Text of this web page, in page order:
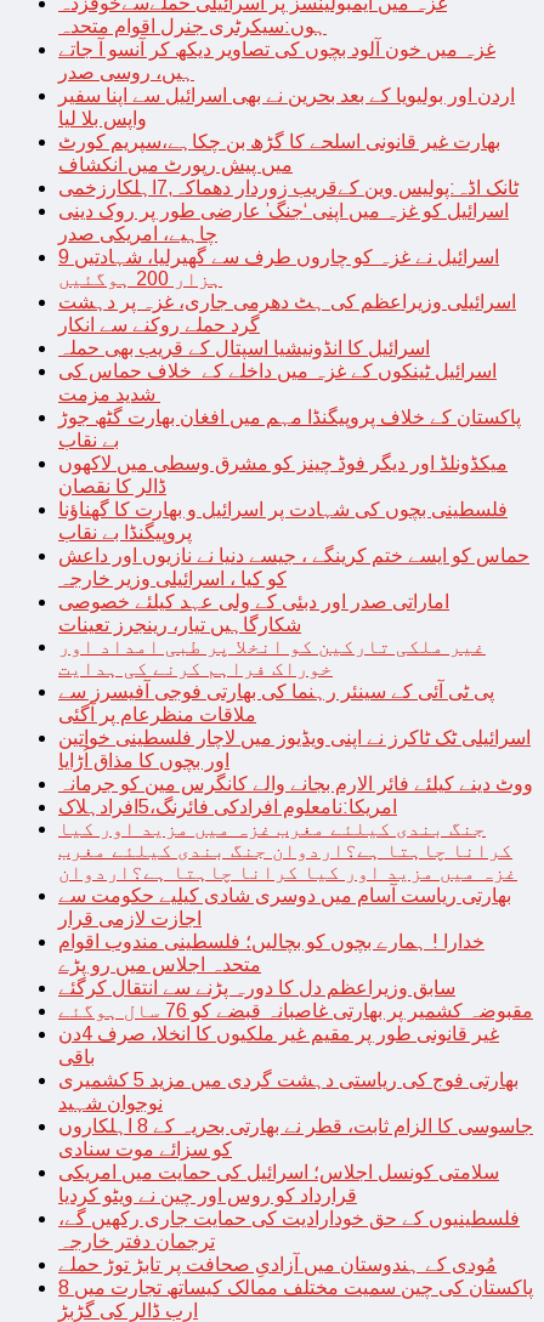
ہوں:سیکرٹری جنرل اقوام متحدہ
غزہ میں خون آلود بچوں کی تصاویر دیکھ کر آنسو آ جاتے
ہیں، روسی صدر
اردن اور بولیویا کے بعد بحرین نے بھی اسرائیل سے اپنا سفیر
واپس بلا لیا
بھارت غیر قانونی اسلحے کا گڑھ بن چکاہے،سپریم کورٹ
میں پیش رپورٹ میں انکشاف
ٹانک اڈہ:پولیس وین کےقریب زوردار دھماکہ,7اہلکارزخمی
اسرائیل کو غزہ میں اپنی ‘جنگ’ عارضی طور پر روک دینی
چاہیے، امریکی صدر
اسرائیل نے غزہ کو چاروں طرف سے گھیرلیا، شہادتیں 9
ہزار 200 ہوگئیں
اسرائیلی وزیراعظم کی ہٹ دھرمی جاری، غزہ پر دہشت
گرد حملے روکنے سے انکار
اسرائیل کا انڈونیشیا اسپتال کے قریب بھی حملہ
اسرائیل ٹینکوں کے غزہ میں داخلے کے خلاف حماس کی
پاکستان کے خلاف پروپیگنڈا مہم میں افغان بھارت گٹھ جوڑ
بے نقاب
میکڈونلڈ اور دیگر فوڈ چینز کو مشرق وسطی میں لاکھوں
ڈالر کا نقصان
فلسطینی بچوں کی شہادت پر اسرائیل و بھارت کا گھناؤنا
پروپیگنڈا بے نقاب
حماس کو ایسے ختم کرینگے ، جیسے دنیا نے نازیوں اور داعش
کو کیا ، اسرائیلی وزیر خارجہ
اماراتی صدر اور دبئی کے ولی عہد کیلئے خصوصی
شکارگاہیں تیار، رینجرز تعینات
غیر ملکی تارکین کو انخلا پر طبی امداد اور
خوراک فراہم کرنے کی ہدایت
پی ٹی آئی کے سینئر رہنما کی بھارتی فوجی آفیسرز سے
ملاقات منظرعام پر آگئی
اسرائیلی ٹک ٹاکرز نے اپنی ویڈیوز میں لاچار فلسطینی خواتین
اور بچوں کا مذاق اُڑایا
ووٹ دینے کیلئے فائر الارم بجانے والے کانگرس مین کو جرمانہ
امریکا:نامعلوم افرادکی فائرنگ،5افرادہلاک
جنگ بندی کیلئے مغرب غزہ میں مزید اور کیا
کرانا چاہتا ہے؟اردوان جنگ بندی کیلئے مغرب
غزہ میں مزید اور کیا کرانا چاہتا ہے؟اردوان
بھارتی ریاست آسام میں دوسری شادی کیلیے حکومت سے
اجازت لازمی قرار
خدارا ! ہمارے بچوں کو بچالیں؛ فلسطینی مندوب اقوام
متحدہ اجلاس میں رو پڑے
سابق وزیراعظم دل کا دورہ پڑنے سے انتقال کرگئے
مقبوضہ کشمیر پر بھارتی غاصبانہ قبضے کو 76 سال ہوگئے
غیر قانونی طور پر مقیم غیر ملکیوں کا انخلا، صرف 4دن
باقی
بھارتی فوج کی ریاستی دہشت گردی میں مزید 5 کشمیری
نوجوان شہید
جاسوسی کا الزام ثابت، قطر نے بھارتی بحریہ کے 8 اہلکاروں
کو سزائے موت سنادی
سلامتی کونسل اجلاس؛ اسرائیل کی حمایت میں امریکی
قرارداد کو روس اور چین نے ویٹو کردیا
فلسطینیوں کے حق خودارادیت کی حمایت جاری رکھیں گے،
ترجمان دفتر خارجہ
مُودی کے ہندوستان میں آزادیِ صحافت پر تابڑ توڑ حملے
پاکستان کی چین سمیت مختلف ممالک کیساتھ تجارت میں 8
ارب ڈالر کی گڑبڑ